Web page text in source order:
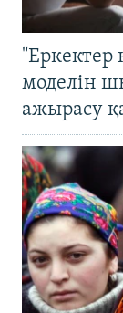
моделін
ажырасу